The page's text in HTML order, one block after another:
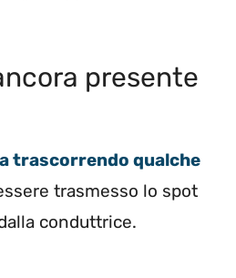
presente
trascorrendo qualche
trasmesso lo spot
conduttrice.